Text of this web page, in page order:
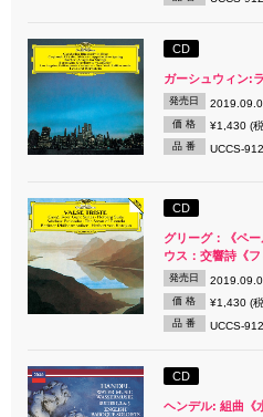
CD
ガーシュウィン:
発売日
価 格 ¥1,430 (
品 番 UCCS-
CD
グリーグ：《ペ
ウス：交響詩《
発売日
価 格 ¥1,430 (
品 番 UCCS-
CD
ヘンデル: 組曲《